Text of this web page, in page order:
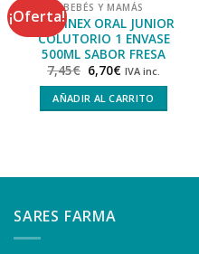
¡Oferta!BEBÉS Y MAMÁS
SUAVINEX ORAL JUNIOR
COLUTORIO 1 ENVASE
500ML SABOR FRESA
7,45€ 6,70€ IVA inc.
AÑADIR AL CARRITO
SARES FARMA